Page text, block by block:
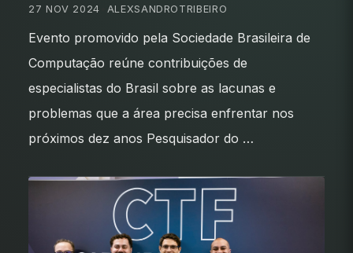
27 NOV 2024 ALEXSANDROTRIBEIRO
Evento promovido pela Sociedade Brasileira de
Computação reúne contribuições de
especialistas do Brasil sobre as lacunas e
problemas que a área precisa enfrentar nos
próximos dez anos Pesquisador do …